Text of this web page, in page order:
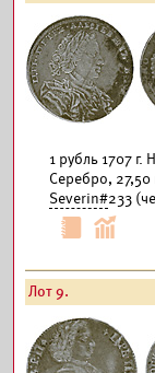
1 рубль 1707
Серебро, 27,50
Severin#233
Лот 9.